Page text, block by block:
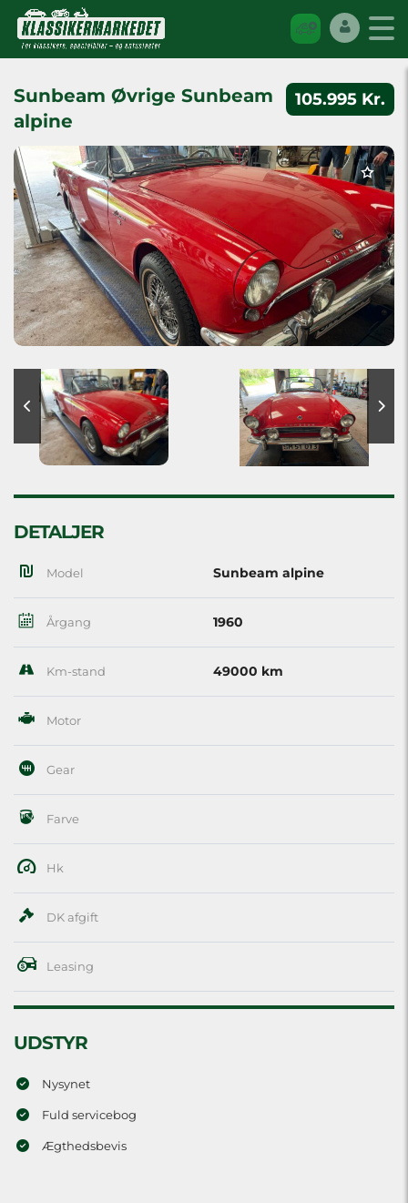
105.995 Kr.
Sunbeam Øvrige Sunbeam
alpine
DETALJER
Model Sunbeam alpine
Årgang 1960
Km-stand 49000 km
Motor
Gear
Farve
Hk
DK afgift
Leasing
UDSTYR
Nysynet
Fuld servicebog
Ægthedsbevis